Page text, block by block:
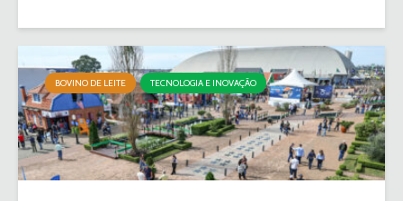
BOVINO DE LEITE TECNOLOGIA E INOVAÇÃO